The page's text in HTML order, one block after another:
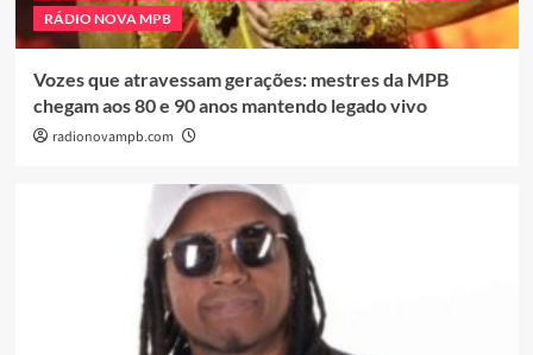
RÁDIO NOVA MPB
Vozes que atravessam gerações: mestres da MPB
chegam aos 80 e 90 anos mantendo legado vivo
radionovampb.com